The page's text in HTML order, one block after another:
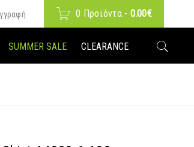
0 Προϊόντα - 0.00€
SUMMER SALE CLEARANCE